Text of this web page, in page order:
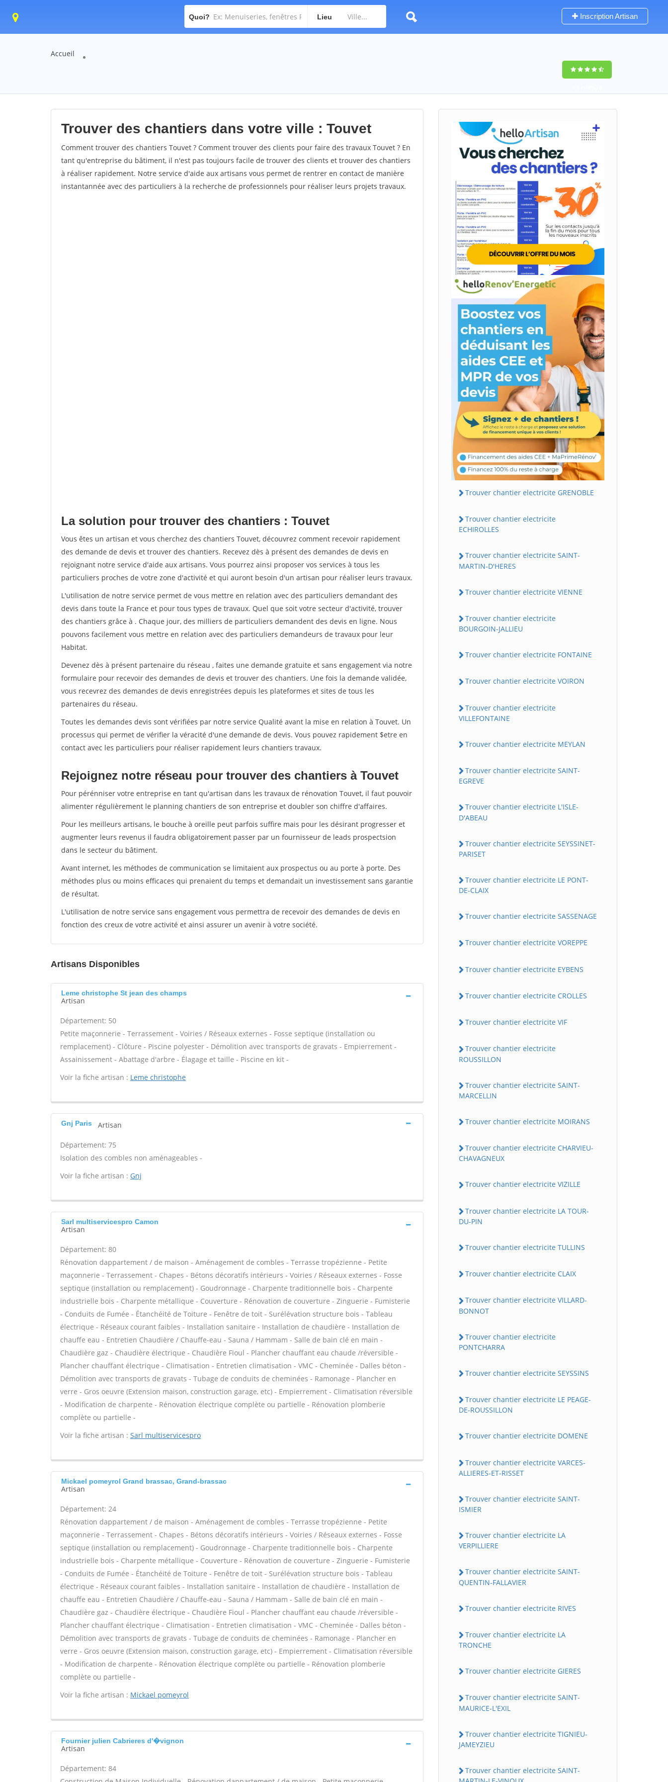
Quoi? Lieu Inscription Artisan
Accueil
Trouver des chantiers dans votre ville : Touvet
Comment trouver des chantiers Touvet ? Comment trouver des clients pour faire des travaux Touvet ? En
tant qu'entreprise du bâtiment, il n'est pas toujours facile de trouver des clients et trouver des chantiers
à réaliser rapidement. Notre service d'aide aux artisans vous permet de rentrer en contact de manière
instantannée avec des particuliers à la recherche de professionnels pour réaliser leurs projets travaux.
La solution pour trouver des chantiers : Touvet
Vous êtes un artisan et vous cherchez des chantiers Touvet, découvrez comment recevoir rapidement
des demande de devis et trouver des chantiers. Recevez dès à présent des demandes de devis en
rejoignant notre service d'aide aux artisans. Vous pourrez ainsi proposer vos services à tous les
particuliers proches de votre zone d'activité et qui auront besoin d'un artisan pour réaliser leurs travaux.
L'utilisation de notre service permet de vous mettre en relation avec des particuliers demandant des
devis dans toute la France et pour tous types de travaux. Quel que soit votre secteur d'activité, trouver
des chantiers grâce à . Chaque jour, des milliers de particuliers demandent des devis en ligne. Nous
pouvons facilement vous mettre en relation avec des particuliers demandeurs de travaux pour leur
Habitat.
Devenez dès à présent partenaire du réseau , faites une demande gratuite et sans engagement via notre
formulaire pour recevoir des demandes de devis et trouver des chantiers. Une fois la demande validée,
vous recevrez des demandes de devis enregistrées depuis les plateformes et sites de tous les
partenaires du réseau.
Toutes les demandes devis sont vérifiées par notre service Qualité avant la mise en relation à Touvet. Un
processus qui permet de vérifier la véracité d'une demande de devis. Vous pouvez rapidement $etre en
contact avec les particuliers pour réaliser rapidement leurs chantiers travaux.
Rejoignez notre réseau pour trouver des chantiers à Touvet
Pour pérénniser votre entreprise en tant qu'artisan dans les travaux de rénovation Touvet, il faut pouvoir
alimenter régulièrement le planning chantiers de son entreprise et doubler son chiffre d'affaires.
Pour les meilleurs artisans, le bouche à oreille peut parfois suffire mais pour les désirant progresser et
augmenter leurs revenus il faudra obligatoirement passer par un fournisseur de leads prospectsion
dans le secteur du bâtiment.
Avant internet, les méthodes de communication se limitaient aux prospectus ou au porte à porte. Des
méthodes plus ou moins efficaces qui prenaient du temps et demandait un investissement sans garantie
de résultat.
L'utilisation de notre service sans engagement vous permettra de recevoir des demandes de devis en
fonction des creux de votre activité et ainsi assurer un avenir à votre société.
Artisans Disponibles
Leme christophe St jean des champs
Artisan
Département: 50
Petite maçonnerie - Terrassement - Voiries / Réseaux externes - Fosse septique (installation ou
remplacement) - Clôture - Piscine polyester - Démolition avec transports de gravats - Empierrement -
Assainissement - Abattage d'arbre - Élagage et taille - Piscine en kit -
Voir la fiche artisan : Leme christophe
Gnj Paris Artisan
Département: 75
Isolation des combles non aménageables -
Voir la fiche artisan : Gnj
Sarl multiservicespro Camon
Artisan
Département: 80
Rénovation dappartement / de maison - Aménagement de combles - Terrasse tropézienne - Petite
maçonnerie - Terrassement - Chapes - Bétons décoratifs intérieurs - Voiries / Réseaux externes - Fosse
septique (installation ou remplacement) - Goudronnage - Charpente traditionnelle bois - Charpente
industrielle bois - Charpente métallique - Couverture - Rénovation de couverture - Zinguerie - Fumisterie
- Conduits de Fumée - Étanchéité de Toiture - Fenêtre de toit - Surélévation structure bois - Tableau
électrique - Réseaux courant faibles - Installation sanitaire - Installation de chaudière - Installation de
chauffe eau - Entretien Chaudière / Chauffe-eau - Sauna / Hammam - Salle de bain clé en main -
Chaudière gaz - Chaudière électrique - Chaudière Fioul - Plancher chauffant eau chaude /réversible -
Plancher chauffant électrique - Climatisation - Entretien climatisation - VMC - Cheminée - Dalles béton -
Démolition avec transports de gravats - Tubage de conduits de cheminées - Ramonage - Plancher en
verre - Gros oeuvre (Extension maison, construction garage, etc) - Empierrement - Climatisation réversible
- Modification de charpente - Rénovation électrique complète ou partielle - Rénovation plomberie
complète ou partielle -
Voir la fiche artisan : Sarl multiservicespro
Mickael pomeyrol Grand brassac, Grand-brassac
Artisan
Département: 24
Rénovation dappartement / de maison - Aménagement de combles - Terrasse tropézienne - Petite
maçonnerie - Terrassement - Chapes - Bétons décoratifs intérieurs - Voiries / Réseaux externes - Fosse
septique (installation ou remplacement) - Goudronnage - Charpente traditionnelle bois - Charpente
industrielle bois - Charpente métallique - Couverture - Rénovation de couverture - Zinguerie - Fumisterie
- Conduits de Fumée - Étanchéité de Toiture - Fenêtre de toit - Surélévation structure bois - Tableau
électrique - Réseaux courant faibles - Installation sanitaire - Installation de chaudière - Installation de
chauffe eau - Entretien Chaudière / Chauffe-eau - Sauna / Hammam - Salle de bain clé en main -
Chaudière gaz - Chaudière électrique - Chaudière Fioul - Plancher chauffant eau chaude /réversible -
Plancher chauffant électrique - Climatisation - Entretien climatisation - VMC - Cheminée - Dalles béton -
Démolition avec transports de gravats - Tubage de conduits de cheminées - Ramonage - Plancher en
verre - Gros oeuvre (Extension maison, construction garage, etc) - Empierrement - Climatisation réversible
- Modification de charpente - Rénovation électrique complète ou partielle - Rénovation plomberie
complète ou partielle -
Voir la fiche artisan : Mickael pomeyrol
Fournier julien Cabrieres d'�vignon
Artisan
Département: 84
Trouver chantier electricite GRENOBLE
Trouver chantier electricite
ECHIROLLES
Trouver chantier electricite SAINT-
MARTIN-D'HERES
Trouver chantier electricite VIENNE
Trouver chantier electricite
BOURGOIN-JALLIEU
Trouver chantier electricite FONTAINE
Trouver chantier electricite VOIRON
Trouver chantier electricite
VILLEFONTAINE
Trouver chantier electricite MEYLAN
Trouver chantier electricite SAINT-
EGREVE
Trouver chantier electricite L'ISLE-
D'ABEAU
Trouver chantier electricite SEYSSINET-
PARISET
Trouver chantier electricite LE PONT-
DE-CLAIX
Trouver chantier electricite SASSENAGE
Trouver chantier electricite VOREPPE
Trouver chantier electricite EYBENS
Trouver chantier electricite CROLLES
Trouver chantier electricite VIF
Trouver chantier electricite
ROUSSILLON
Trouver chantier electricite SAINT-
MARCELLIN
Trouver chantier electricite MOIRANS
Trouver chantier electricite CHARVIEU-
CHAVAGNEUX
Trouver chantier electricite VIZILLE
Trouver chantier electricite LA TOUR-
DU-PIN
Trouver chantier electricite TULLINS
Trouver chantier electricite CLAIX
Trouver chantier electricite VILLARD-
BONNOT
Trouver chantier electricite
PONTCHARRA
Trouver chantier electricite SEYSSINS
Trouver chantier electricite LE PEAGE-
DE-ROUSSILLON
Trouver chantier electricite DOMENE
Trouver chantier electricite VARCES-
ALLIERES-ET-RISSET
Trouver chantier electricite SAINT-
ISMIER
Trouver chantier electricite LA
VERPILLIERE
Trouver chantier electricite SAINT-
QUENTIN-FALLAVIER
Trouver chantier electricite RIVES
Trouver chantier electricite LA
TRONCHE
Trouver chantier electricite GIERES
Trouver chantier electricite SAINT-
MAURICE-L'EXIL
Trouver chantier electricite TIGNIEU-
JAMEYZIEU
Trouver chantier electricite SAINT-